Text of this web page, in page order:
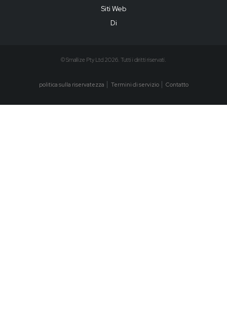
Siti Web
Di
© Smallize Pty Ltd 2026. Tutti i diritti riservati.
politica sulla riservatezza Termini di servizio Contatto